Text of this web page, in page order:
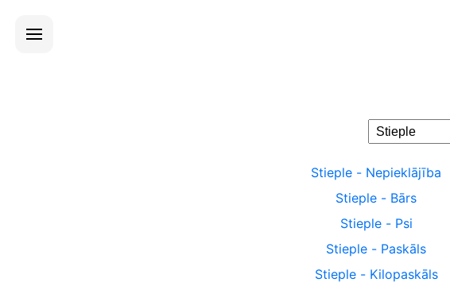
Stieple - Nepieklājība
Stieple - Bārs
Stieple- Psi
Stieple - Paskāls
Stieple- Kilopaskāls